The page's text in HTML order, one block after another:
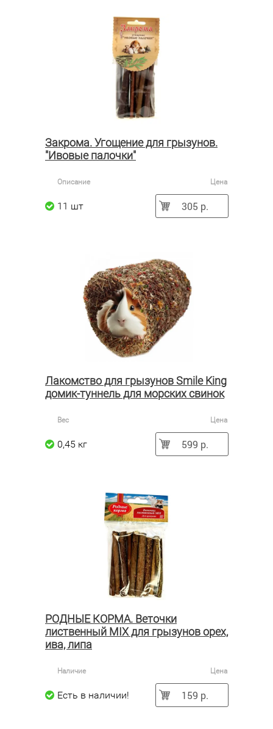
Закрома. Угощение для грызунов.
"Ивовые палочки"
Описание Цена
11 шт 305 р.
Лакомство для грызунов Smile King
домик-туннель для морских свинок
Вес Цена
0,45 кг 599 р.
РОДНЫЕ КОРМА. Веточки
лиственный MIX для грызунов орех,
ива, липа
Наличие Цена
Есть в наличии! 159 р.